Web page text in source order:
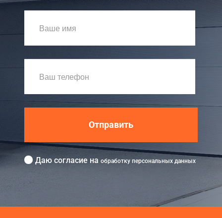
Отправить
Даю согласие на обработку персональных данных